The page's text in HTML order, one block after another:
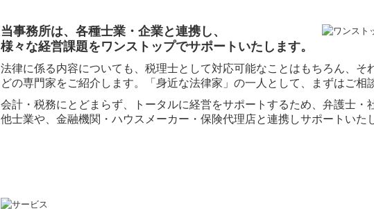
当事務所は、各種士業・企業と連携し、
様々な経営課題をワンストップでサポートいたします。
法律に係る内容についても、税理士として対応可能なことはもちろん、そ
どの専門家をご紹介します。「身近な法律家」の一人として、まずはご相
会計・税務にとどまらず、トータルに経営をサポートするため、弁護士・
他士業や、金融機関・ハウスメーカー・保険代理店と連携しサポートいた